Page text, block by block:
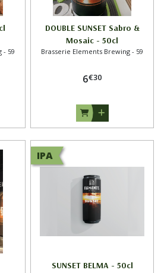
- 59
DOUBLE SUNSET Sabro &
Mosaic - 50cl
Brasserie Elements Brewing - 59
6€30
IPA
SUNSET BELMA - 50cl